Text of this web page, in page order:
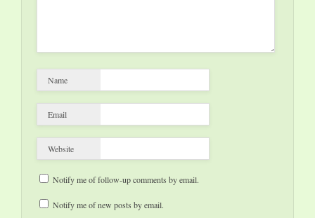
Name
Email
Website
Notify me of follow-up comments by email.
Notify me of new posts by email.